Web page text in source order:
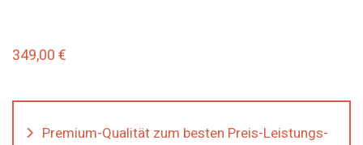
349,00€
Premium-Qualität zum besten Preis-Leistungs-